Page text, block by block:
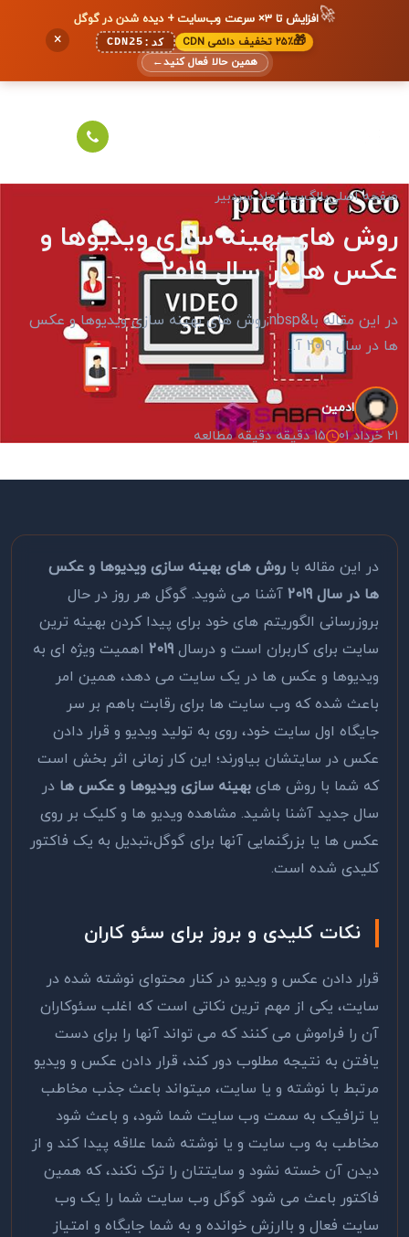
🚀افزایش تا ۳× سرعت وب‌سایت + دیده شدن در گوگل
🎁۲۵٪ تخفیف دائمی CDN کد: CDN25
همین حالا فعال کنید←
×
صفحه اصلیبلاگپیشنهاد سردبیر
روش های بهینه سازی ویدیوها و
عکس ها در سال 2019
در این مقاله با&nbsp;روش های بهینه سازی ویدیوها و عکس
ها در سال 2019 آ...
ادمین
21 خرداد 01 15 دقیقه دقیقه مطالعه
در این مقاله با روش های بهینه سازی ویدیوها و عکس
ها در سال 2019
آشنا می شوید. گوگل هر روز در حال
بروزرسانی الگوریتم های خود برای پیدا کردن بهینه ترین
سایت برای کاربران است و درسال 2019 اهمیت ویژه ای به
ویدیوها و عکس ها در یک سایت می دهد، همین امر
باعث شده که وب سایت ها برای رقابت باهم بر سر
جایگاه اول سایت خود، روی به تولید ویدیو و قرار دادن
عکس در سایتشان بیاورند؛ این کار زمانی اثر بخش است
که شما با روش های بهینه سازی ویدیوها و عکس ها در
سال جدید آشنا باشید. مشاهده ویدیو ها و کلیک بر روی
عکس ها یا بزرگنمایی آنها برای گوگل،تبدیل به یک فاکتور
کلیدی شده است.
نکات کلیدی و بروز برای سئو کاران
قرار دادن عکس و ویدیو در کنار محتوای نوشته شده در
سایت، یکی از مهم ترین نکاتی است که اغلب سئوکاران
آن را فراموش می کنند که می تواند آنها را برای دست
یافتن به نتیجه مطلوب دور کند، قرار دادن عکس و ویدیو
مرتبط با نوشته و یا سایت، میتواند باعث جذب مخاطب
یا ترافیک به سمت وب سایت شما شود، و باعث شود
مخاطب به وب سایت و یا نوشته شما علاقه پیدا کند و از
دیدن آن خسته نشود و سایتتان را ترک نکند، که همین
فاکتور باعث می شود گوگل وب سایت شما را یک وب
سایت فعال و باارزش خوانده و به شما جایگاه و امتیاز